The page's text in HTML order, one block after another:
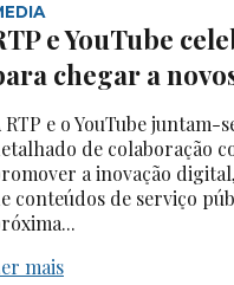
e YouTube
chegar a
RTP e o YouTube juntam-
de colaboração
a inovação
conteúdos de serviço
mais